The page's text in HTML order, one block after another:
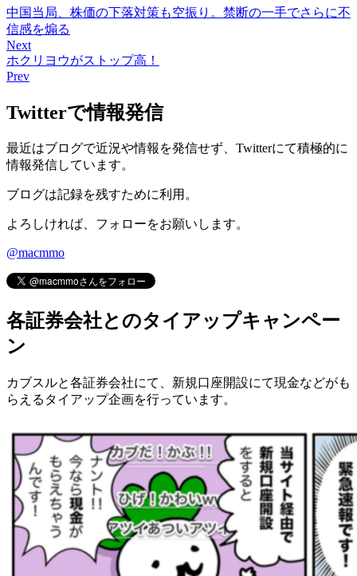
中国当局、株価の下落対策も空振り。禁断の一手でさらに不
信感を煽る
Next
ホクリヨウがストップ高！
Prev
Twitterで情報発信
最近はブログで近況や情報を発信せず、Twitterにて積極的に
情報発信しています。
ブログは記録を残すために利用。
よろしければ、フォローをお願いします。
@macmmo
各証券会社とのタイアップキャンペー
ン
カブスルと各証券会社にて、 新規口座開設にて現金などがも
らえるタイアップ企画を行っています。